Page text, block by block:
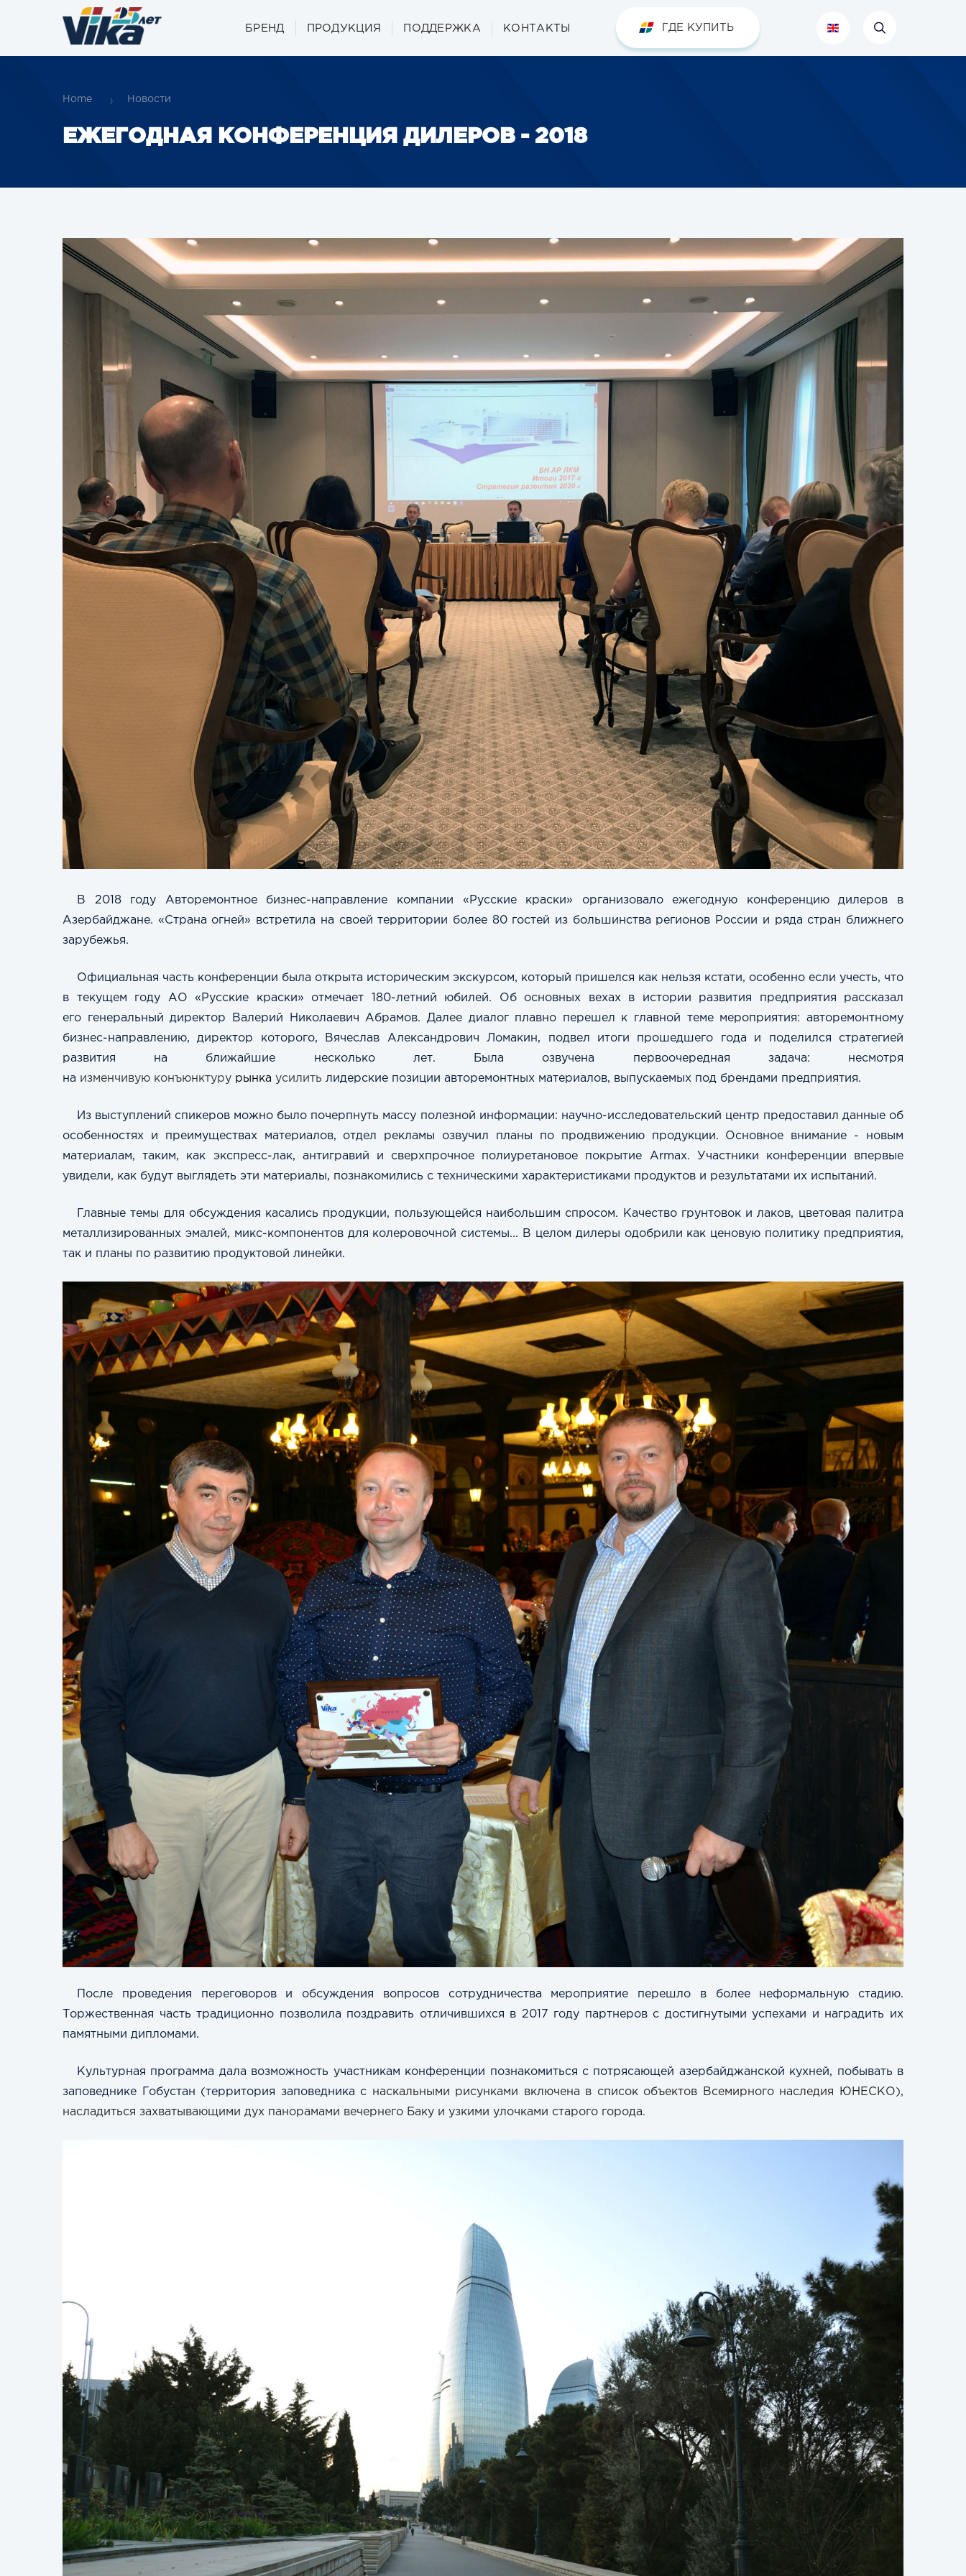
БРЕНД ПРОДУКЦИЯ ПОДДЕРЖКА КОНТАКТЫ ГДЕ КУПИТЬ
Home Новости
ЕЖЕГОДНАЯ КОНФЕРЕНЦИЯ ДИЛЕРОВ - 2018
В 2018 году Авторемонтное бизнес-направление компании «Русские краски» организовало ежегодную конференцию дилеров в
Азербайджане. «Страна огней» встретила на своей территории более 80 гостей из большинства регионов России и ряда стран ближнего
зарубежья.
Официальная часть конференции была открыта историческим экскурсом, который пришелся как нельзя кстати, особенно если учесть, что
в текущем году АО «Русские краски» отмечает 180-летний юбилей. Об основных вехах в истории развития предприятия рассказал
его генеральный директор Валерий Николаевич Абрамов. Далее диалог плавно перешел к главной теме мероприятия: авторемонтному
бизнес-направлению, директор которого, Вячеслав Александрович Ломакин, подвел итоги прошедшего года и поделился стратегией
развития на ближайшие несколько лет. Была озвучена первоочередная задача: несмотря
на изменчивую конъюнктуру рынка усилить лидерские позиции авторемонтных материалов, выпускаемых под брендами предприятия.
Из выступлений спикеров можно было почерпнуть массу полезной информации: научно-исследовательский центр предоставил данные об
особенностях и преимуществах материалов, отдел рекламы озвучил планы по продвижению продукции. Основное внимание - новым
материалам, таким, как экспресс-лак, антигравий и сверхпрочное полиуретановое покрытие Armax. Участники конференции впервые
увидели, как будут выглядеть эти материалы, познакомились с техническими характеристиками продуктов и результатами их испытаний.
Главные темы для обсуждения касались продукции, пользующейся наибольшим спросом. Качество грунтовок и лаков, цветовая палитра
металлизированных эмалей, микс-компонентов для колеровочной системы... В целом дилеры одобрили как ценовую политику предприятия,
так и планы по развитию продуктовой линейки.
После проведения переговоров и обсуждения вопросов сотрудничества мероприятие перешло в более неформальную стадию.
Торжественная часть традиционно позволила поздравить отличившихся в 2017 году партнеров с достигнутыми успехами и наградить их
памятными дипломами.
Культурная программа дала возможность участникам конференции познакомиться с потрясающей азербайджанской кухней, побывать в
заповеднике Гобустан (территория заповедника с наскальными рисунками включена в список объектов Всемирного наследия ЮНЕСКО),
насладиться захватывающими дух панорамами вечернего Баку и узкими улочками старого города.